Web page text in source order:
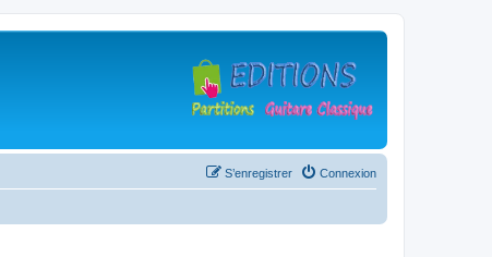
Connexion
S’enregistrer